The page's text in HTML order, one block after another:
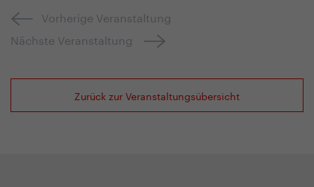
Vorherige Veranstaltung
Nächste Veranstaltung
Zurück zur Veranstaltungsübersicht